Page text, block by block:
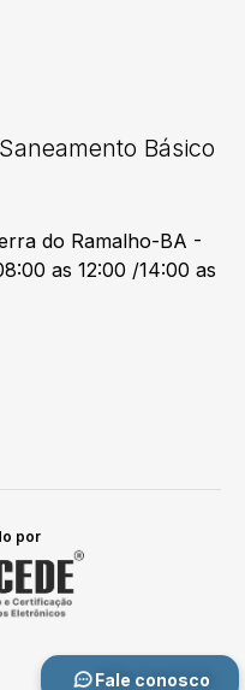
Fale conosco
Básico
do Ramalho-BA -
as 12:00 /14:00 as
por